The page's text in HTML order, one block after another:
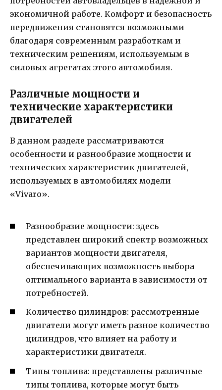
экономичной работе. Комфорт и безопасность
передвижения становятся возможными
благодаря современным разработкам и
техническим решениям, используемым в
силовых агрегатах этого автомобиля.
Различные мощности и
технические характеристики
двигателей
В данном разделе рассматриваются
особенности и разнообразие мощности и
технических характеристик двигателей,
используемых в автомобилях модели
«Vivaro».
Разнообразие мощности: здесь
представлен широкий спектр возможных
вариантов мощности двигателя,
обеспечивающих возможность выбора
оптимального варианта в зависимости от
потребностей.
Количество цилиндров: рассмотренные
двигатели могут иметь разное количество
цилиндров, что влияет на работу и
характеристики двигателя.
Типы топлива: представлены различные
типы топлива, которые могут быть